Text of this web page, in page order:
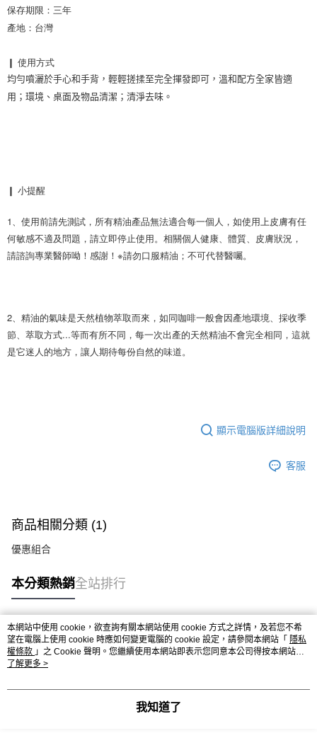
每筆NT$65，滿NT$1,000(含以上)免運費
保存期限：三年
產地：台灣
❙
均勻噴灑於手心和手背，輕輕搓揉至完全揮發即可，溫和配方全家皆適
用；環境、桌面及物品清潔；清淨去味。
❙ 小提醒
1、使用前請先測試，所有精油產品無法適合每一個人，如使用上皮膚有任
何敏感不適及問題，請立即停止使用。相關個人健康、體質、皮膚狀況，
請諮詢專業醫師呦！感謝！※請勿口服精油；不可代替醫囑。
2、精油的氣味是天然植物萃取而來，如同咖啡一般會因產地環境、採收季
節、萃取方式...等而有所不同，每一次出產的天然精油不會完全相同，這就
是它迷人的地方，讓人期待每份自然的味道。
顯示電腦版詳細說明
客服
商品相關分類 (1)
優惠組合
本分類熱銷全站排行
熱門標籤
本網站中使用 cookie，欲查詢有關本網站使用 cookie 方式之詳情，及若您不希
望在電腦上使用 cookie 時應如何變更電腦的 cookie 設定，請參閱本網站「 隱私
權條款 」之 Cookie 聲明。您繼續使用本網站即表示您同意本公司得按本網站使
用條款之 Cookie 聲明使用 cookie。
了解更多 >
我知道了